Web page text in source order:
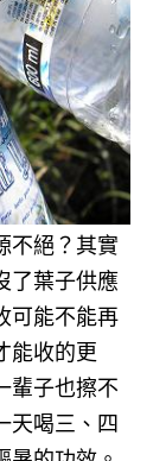
不絕？其實
了葉子供應
可能不能再
能收的更
輩子也擦不
天喝三、四